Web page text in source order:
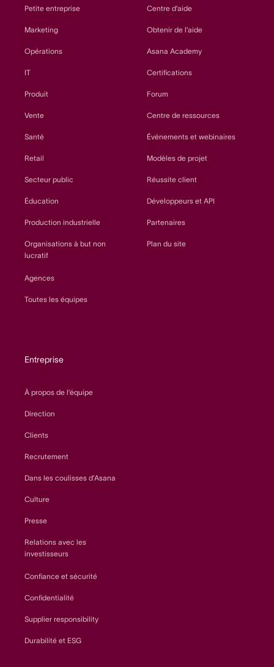
Petite entreprise
Marketing
Opérations
IT
Produit
Vente
Santé
Retail
Secteur public
Éducation
Production industrielle
Organisations à but non
lucratif
Agences
Toutes les équipes
Centre d’aide
Obtenir de l’aide
Asana Academy
Certifications
Forum
Centre de ressources
Événements et webinaires
Modèles de projet
Réussite client
Développeurs et API
Partenaires
Plan du site
Entreprise
À propos de l’équipe
Direction
Clients
Recrutement
Dans les coulisses d’Asana
Culture
Presse
Relations avec les
investisseurs
Confiance et sécurité
Confidentialité
Supplier responsibility
Durabilité et ESG